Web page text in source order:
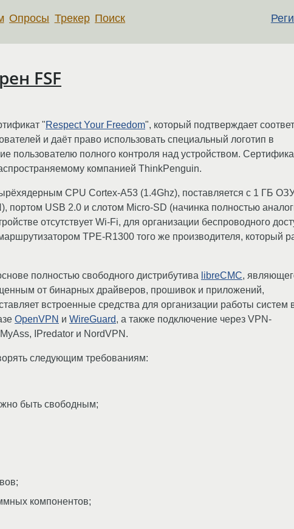
Опросы Трекер Поиск
FSF
"Respect Your Freedom", который подтверждает
и даёт право использовать специальный логотип в
пользователю полного контроля над устройством.
компанией ThinkPenguin.
CPU Cortex-A53 (1.4Ghz), поставляется с 1 ГБ
USB 2.0 и слотом Micro-SD (начинка полностью
отсутствует Wi-Fi, для организации беспроводного
TPE-R1300 того же производителя, который
полностью свободного дистрибутива libreCMC,
от бинарных драйверов, прошивок и приложений,
встроенные средства для организации работы систем
OpenVPN и WireGuard, а также подключение через VPN-
IPredator и NordVPN.
следующим требованиям:
быть свободным;
компонентов;